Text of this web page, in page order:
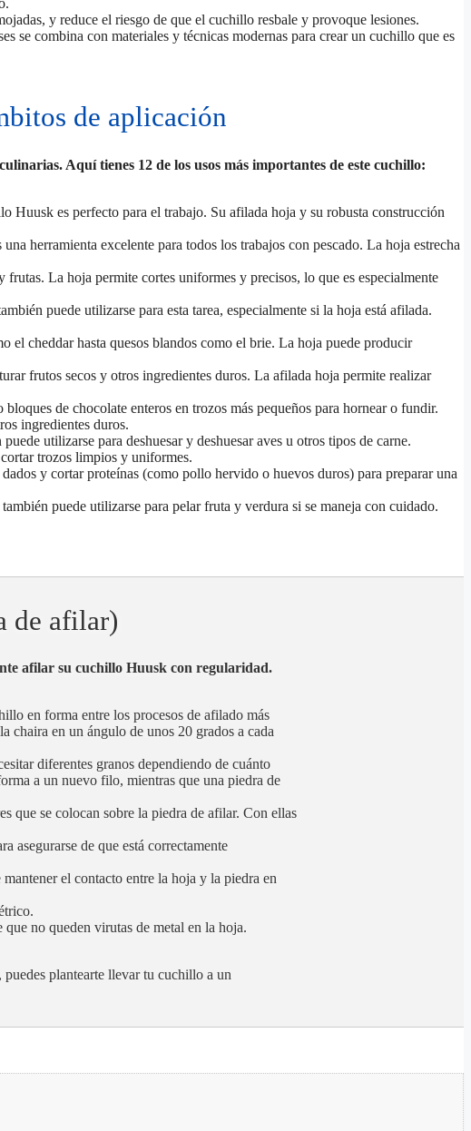
y reduce el riesgo de que el cuchillo resbale y provoque lesiones.
combina con materiales y técnicas modernas para crear un cuchillo que es
de aplicación
Aquí tienes 12 de los usos más importantes de este cuchillo:
Huusk es perfecto para el trabajo. Su afilada hoja y su robusta construcción
herramienta excelente para todos los trabajos con pescado. La hoja estrecha
La hoja permite cortes uniformes y precisos, lo que es especialmente
puede utilizarse para esta tarea, especialmente si la hoja está afilada.
el cheddar hasta quesos blandos como el brie. La hoja puede producir
frutos secos y otros ingredientes duros. La afilada hoja permite realizar
de chocolate enteros en trozos más pequeños para hornear o fundir.
ingredientes duros.
utilizarse para deshuesar y deshuesar aves u otros tipos de carne.
trozos limpios y uniformes.
y cortar proteínas (como pollo hervido o huevos duros) para preparar una
puede utilizarse para pelar fruta y verdura si se maneja con cuidado.
de afilar)
afilar su cuchillo Huusk con regularidad.
en forma entre los procesos de afilado más
en un ángulo de unos 20 grados a cada
diferentes granos dependiendo de cuánto
a un nuevo filo, mientras que una piedra de
que se colocan sobre la piedra de afilar. Con ellas
asegurarse de que está correctamente
el contacto entre la hoja y la piedra en
no queden virutas de metal en la hoja.
plantearte llevar tu cuchillo a un